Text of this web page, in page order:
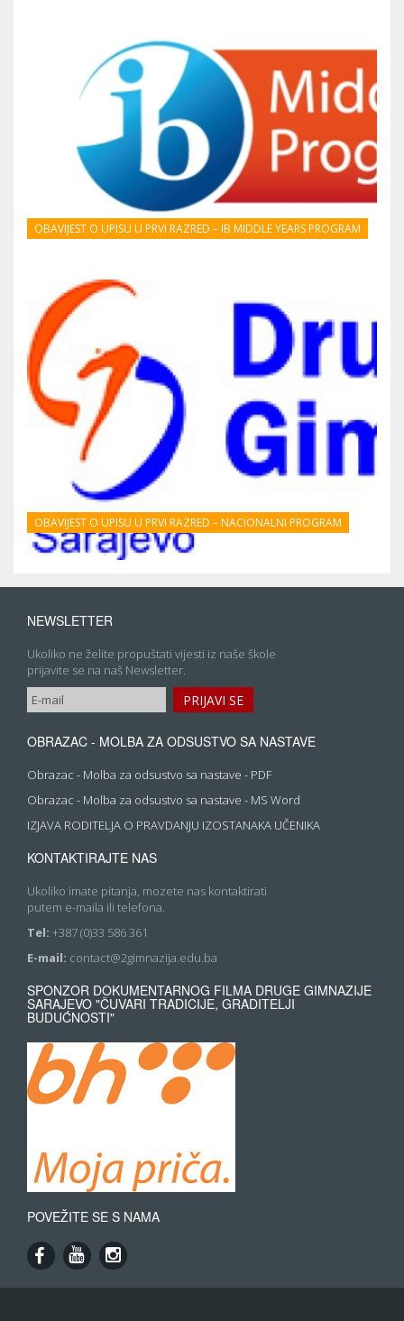
OBAVIJEST O UPISU U PRVI RAZRED – IB MIDDLE YEARS PROGRAM
OBAVIJEST O UPISU U PRVI RAZRED – NACIONALNI PROGRAM
NEWSLETTER
Ukoliko ne želite propuštati vijesti iz naše škole
prijavite se na naš Newsletter.
OBRAZAC - MOLBA ZA ODSUSTVO SA NASTAVE
Obrazac - Molba za odsustvo sa nastave - PDF
Obrazac - Molba za odsustvo sa nastave - MS Word
IZJAVA RODITELJA O PRAVDANJU IZOSTANAKA UČENIKA
KONTAKTIRAJTE NAS
Ukoliko imate pitanja, mozete nas kontaktirati
putem e-maila ili telefona.
Tel: +387 (0)33 586 361
E-mail: contact@2gimnazija.edu.ba
SPONZOR DOKUMENTARNOG FILMA DRUGE GIMNAZIJE
SARAJEVO "ČUVARI TRADICIJE, GRADITELJI
BUDUĆNOSTI"
POVEŽITE SE S NAMA